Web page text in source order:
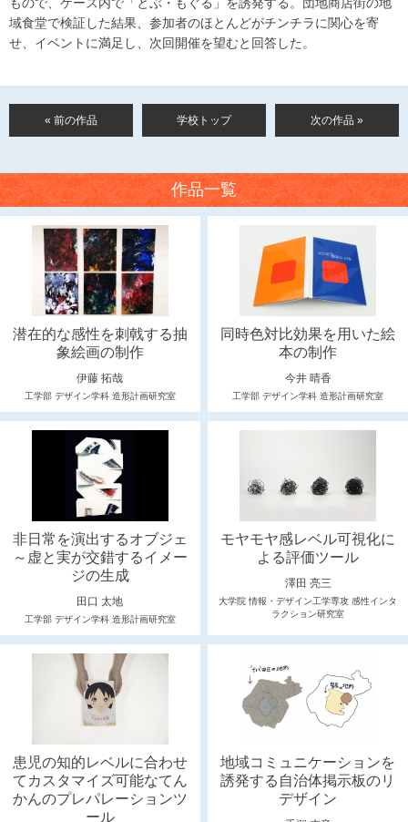
もので、ケース内で「とぶ・もぐる」を誘発する。団地商店街の地
域食堂で検証した結果、参加者のほとんどがチンチラに関心を寄
せ、イベントに満足し、次回開催を望むと回答した。
« 前の作品 学校トップ 次の作品 »
作品一覧
潜在的な感性を刺戟する抽
象絵画の制作
伊藤 拓哉
工学部 デザイン学科 造形計画研究室
同時色対比効果を用いた絵
本の制作
今井 晴香
工学部 デザイン学科 造形計画研究室
非日常を演出するオブジェ
～虚と実が交錯するイメー
ジの生成
田口 太地
工学部 デザイン学科 造形計画研究室
モヤモヤ感レベル可視化に
よる評価ツール
澤田 亮三
大学院 情報・デザイン工学専攻 感性インタ
ラクション研究室
患児の知的レベルに合わせ
てカスタマイズ可能なてん
かんのプレパレーションツ
ール
地域コミュニケーションを
誘発する自治体掲示板のリ
デザイン